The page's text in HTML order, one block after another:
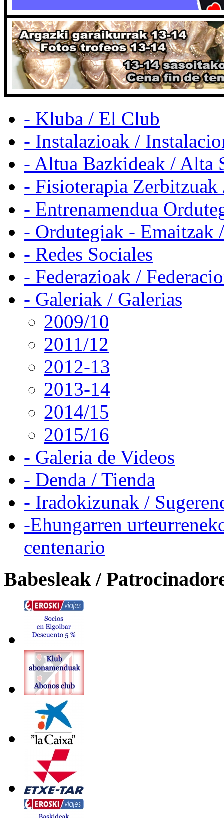
- Kluba / El Club
- Instalazioak /
- Altua Bazkideak / Alta
- Fisioterapia
- Entrenamendua
- Ordutegiak - Emaitzak
- Redes Sociales
- Federazioak /
- Galeriak / Galerias
2009/10
2011/12
2012-13
2013-14
2014/15
2015/16
- Galeria de Videos
- Denda / Tienda
- Iradokizunak /
-Ehungarren
centenario
Babesleak /